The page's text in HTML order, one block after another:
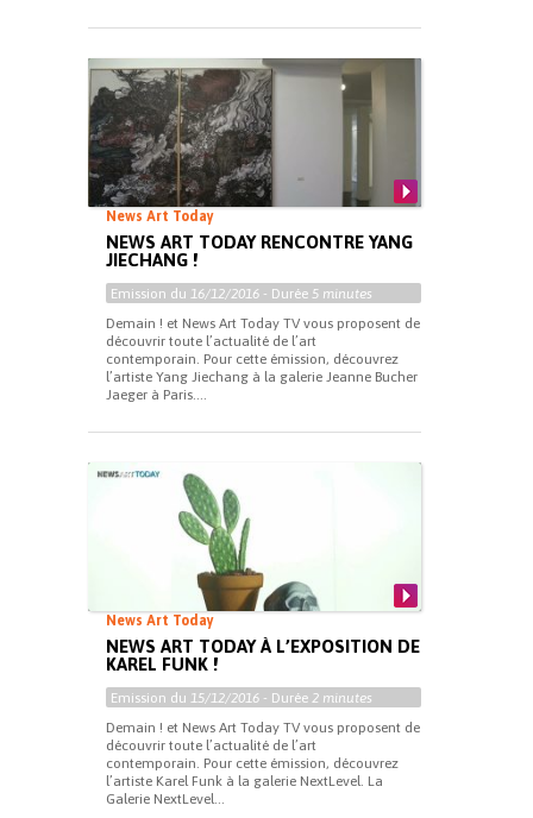
News Art Today
NEWS ART TODAY RENCONTRE YANG
JIECHANG !
Emission du 16/12/2016 - Durée 5 minutes
Demain ! et News Art Today TV vous proposent de
découvrir toute l’actualité de l’art
contemporain. Pour cette émission, découvrez
l’artiste Yang Jiechang à la galerie Jeanne Bucher
Jaeger à Paris....
News Art Today
NEWS ART TODAY À L’EXPOSITION DE
KAREL FUNK !
Emission du 15/12/2016 - Durée 2 minutes
Demain ! et News Art Today TV vous proposent de
découvrir toute l’actualité de l’art
contemporain. Pour cette émission, découvrez
l’artiste Karel Funk à la galerie NextLevel. La
Galerie NextLevel...